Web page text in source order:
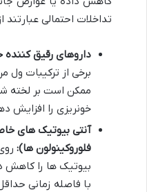
تداخلات احتمالی عبارتند
داروهای رقیق کننده
ممکن است بر لخته
خونریزی را افزایش
آنتی بیوتیک های
فلوروکینولون ها):
بیوتیک ها را